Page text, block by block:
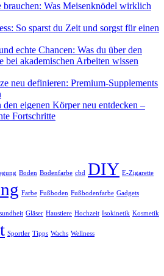
Was Meisenknödel wirklich
So sparst du Zeit und sorgst für einen
echte Chancen: Was du über den
bei akademischen Arbeiten wissen
neu definieren: Premium-Supplements
eigenen Körper neu entdecken –
Fortschritte
Boden Bodenfarbe cbd DIY E-Zigarette
Farbe Fußboden Fußbodenfarbe Gadgets
Gläser Haustiere Hochzeit Isokinetik Kosmetik
Sportler Tipps Wachs Wellness